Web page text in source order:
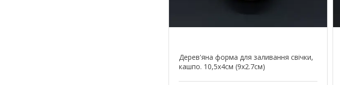
Дерев'яна форма для заливання свічки,
кашпо. 10,5х4см (9х2.7см)